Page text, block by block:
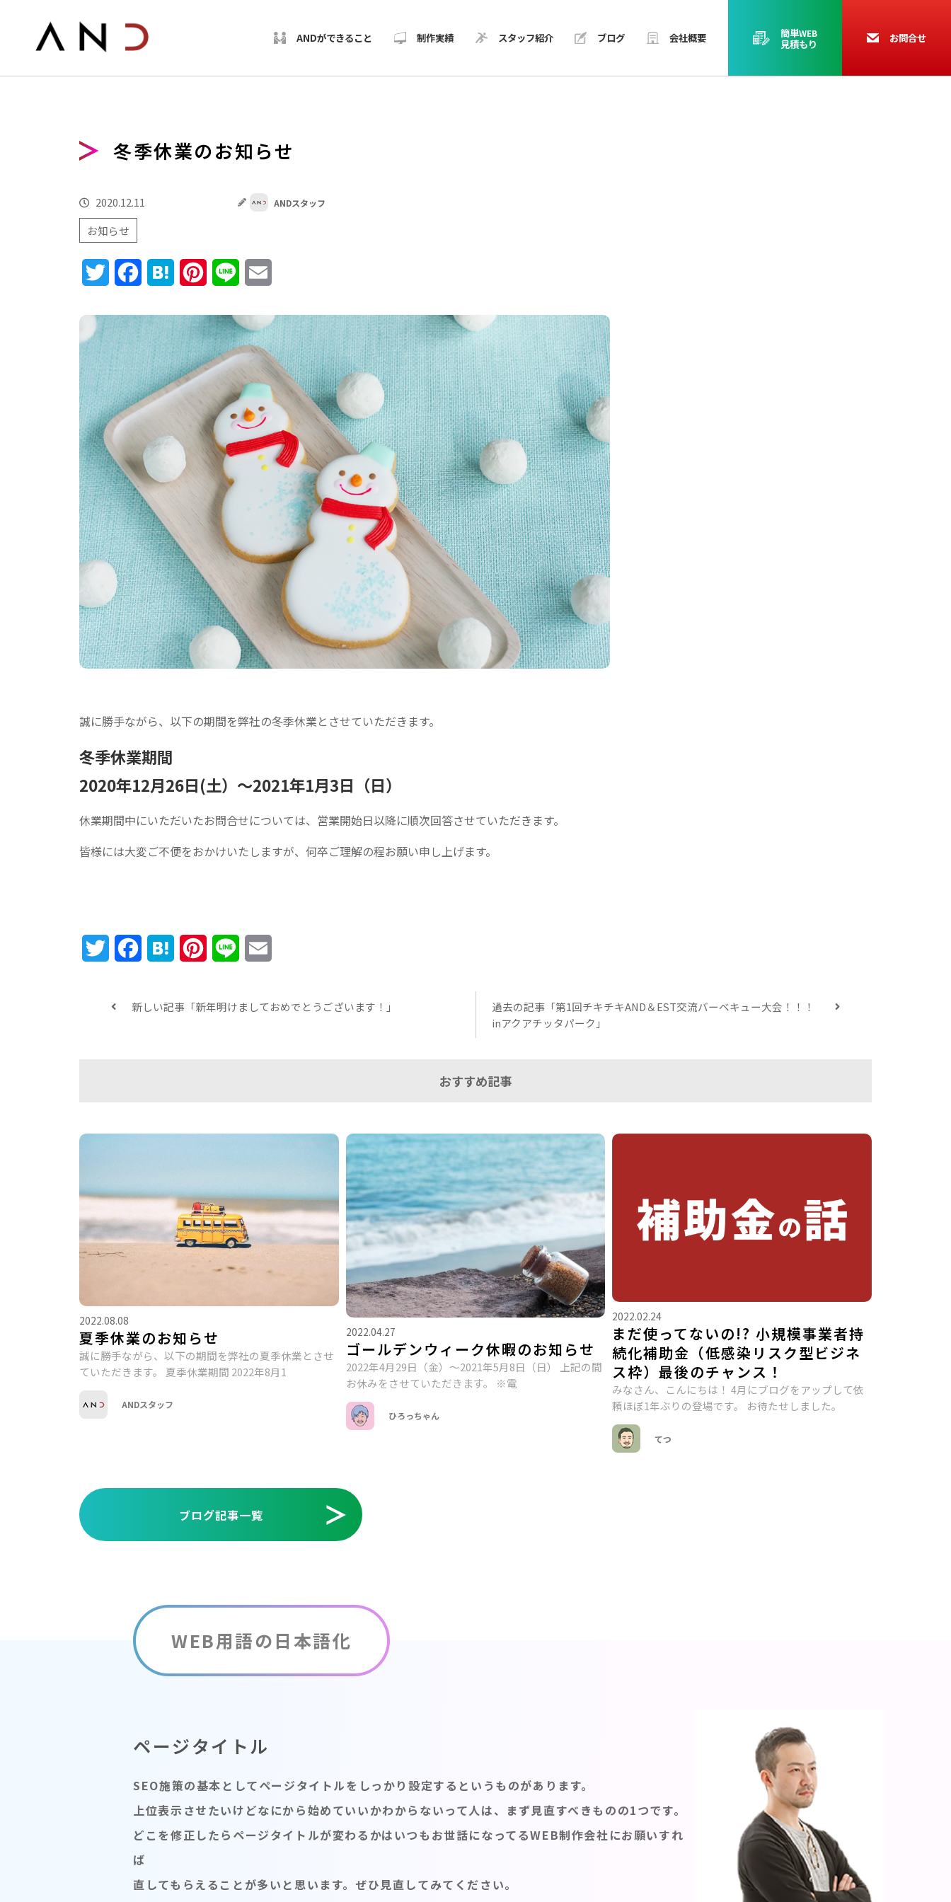
ANDができること 制作実績 スタッフ紹介 ブログ 会社概要 簡単WEB
見積もり お問合せ
冬季休業のお知らせ
2020.12.11 ANDスタッフ
お知らせ
Twitter FacebookHatena PinterestLine
誠に勝手ながら、以下の期間を弊社の冬季休業とさせていただきます。
冬季休業期間
2020年12月26日(土）～2021年1月3日（日）
休業期間中にいただいたお問合せについては、営業開始日以降に順次回答させていただきます。
皆様には大変ご不便をおかけいたしますが、何卒ご理解の程お願い申し上げます。
Twitter FacebookHatena PinterestLine
過去の記事「第1回チキチキAND＆EST交流バーベキュー大会！！！
inアクアチッタパーク」
新しい記事「新年明けましておめでとうございます！」
おすすめ記事
2022.08.08
夏季休業のお知らせ
誠に勝手ながら、以下の期間を弊社の夏季休業とさせ
ていただきます。 夏季休業期間 2022年8月1
ANDスタッフ
2022.04.27
ゴールデンウィーク休暇のお知らせ
2022年4月29日（金）～2021年5月8日（日） 上記の間
お休みをさせていただきます。 ※電
ひろっちゃん
2022.02.24
まだ使ってないの!? 小規模事業者持
続化補助金（低感染リスク型ビジネ
ス枠）最後のチャンス！
みなさん、こんにちは！ 4月にブログをアップして依
頼ほぼ1年ぶりの登場です。 お待たせしました。
てつ
ブログ記事一覧
WEB用語の日本語化
ページタイトル
SEO施策の基本としてページタイトルをしっかり設定するというものがあります。
上位表示させたいけどなにから始めていいかわからないって人は、まず見直すべきものの1つです。
どこを修正したらページタイトルが変わるかはいつもお世話になってるWEB制作会社にお願いすれ
ば
直してもらえることが多いと思います。ぜひ見直してみてください。